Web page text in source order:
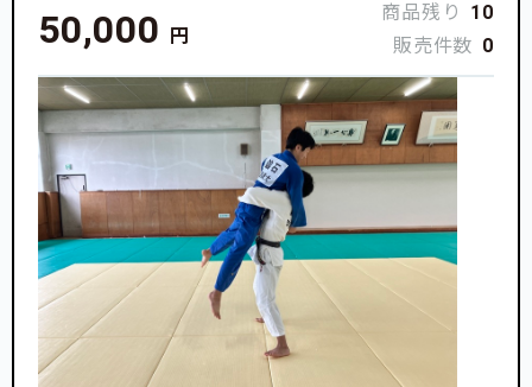
50,000 円
商品残り
10
販売件数 0